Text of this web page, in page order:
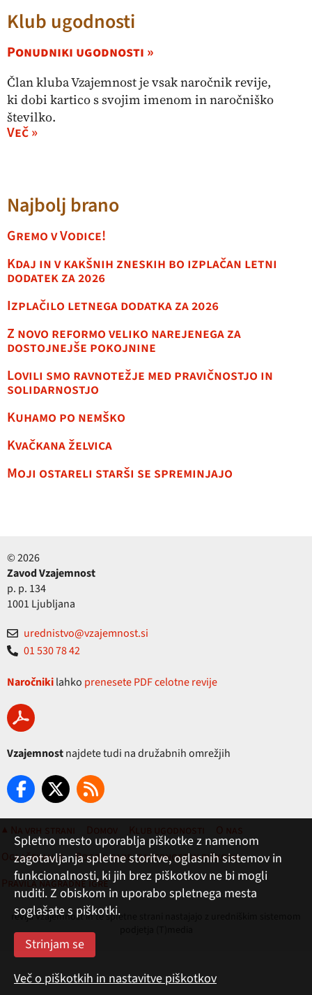
Klub ugodnosti
Ponudniki ugodnosti »
Član kluba Vzajemnost je vsak naročnik revije,
ki dobi kartico s svojim imenom in naročniško
številko.
Več »
Najbolj brano
Gremo v Vodice!
Kdaj in v kakšnih zneskih bo izplačan letni
dodatek za 2026
Izplačilo letnega dodatka za 2026
Z novo reformo veliko narejenega za
dostojnejše pokojnine
Lovili smo ravnotežje med pravičnostjo in
solidarnostjo
Kuhamo po nemško
Kvačkana želvica
Moji ostareli starši se spreminjajo
© 2026
Zavod Vzajemnost
p. p. 134
1001 Ljubljana
urednistvo@vzajemnost.si
01 530 78 42
Naročnikilahko prenesete PDF celotne revije
Vzajemnostnajdete tudi na družabnih omrežjih
▲ Na vrh strani Domov Klub ugodnosti
O nas
Oglaševanje
Pogoji rabe, zasebnost in piškotki
Pravila nagradne igre
revija Vzajemnost in te spletne strani nastajajo z uredniškim sistemom
Spletno mesto uporablja piškotke z namenom
zagotavljanja spletne storitve, oglasnih sistemov in
funkcionalnosti, ki jih brez piškotkov ne bi mogli
nuditi. Z obiskom in uporabo spletnega mesta
soglašate s piškotki.
Več o piškotkih in nastavitve piškotkov